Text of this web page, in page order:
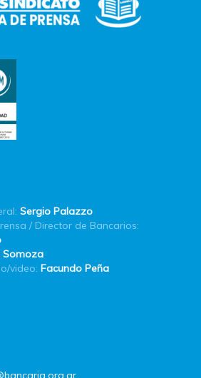
Sergio Palazzo
/ Director de Bancarios:
Somoza
video: Facundo Peña